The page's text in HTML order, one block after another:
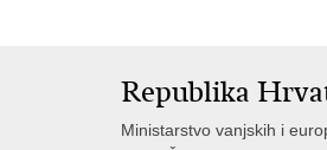
Republika
Ministarstvo vanjskih i